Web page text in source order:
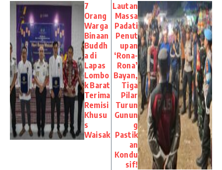
7
Orang
Warga
Binaan
Buddh
a di
Lapas
Lombo
k Barat
Terima
Remisi
Khusu
s
Waisak
Lautan
Massa
Padati
Penut
upan
‘Rona-
Rona’
Bayan,
Tiga
Pilar
Turun
Gunun
g
Pastik
an
Kondu
sif!